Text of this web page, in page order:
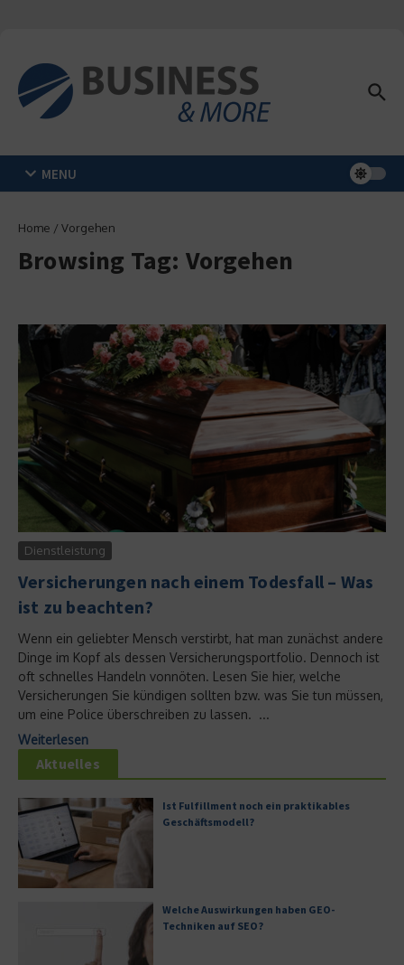
MENU
Home / Vorgehen
Browsing Tag: Vorgehen
Dienstleistung
Versicherungen nach einem Todesfall – Was
ist zu beachten?
Wenn ein geliebter Mensch verstirbt, hat man zunächst andere
Dinge im Kopf als dessen Versicherungsportfolio. Dennoch ist
oft schnelles Handeln vonnöten. Lesen Sie hier, welche
Versicherungen Sie kündigen sollten bzw. was Sie tun müssen,
um eine Police überschreiben zu lassen. ...
Weiterlesen
Aktuelles
Ist Fulfillment noch ein praktikables
Geschäftsmodell?
Welche Auswirkungen haben GEO-
Techniken auf SEO?